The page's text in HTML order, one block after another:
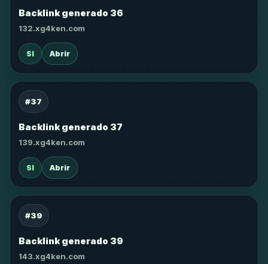
Backlink generado 36
132.xg4ken.com
SI Abrir
#37
Backlink generado 37
139.xg4ken.com
SI Abrir
#39
Backlink generado 39
143.xg4ken.com